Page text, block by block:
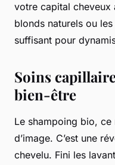
votre capital cheveux
blonds naturels ou
suffisant pour
Soins
bien-être
Le shampoing bio, ce
d’image. C’est une
chevelu. Fini les